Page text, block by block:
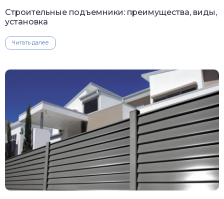
Строительные подъемники: преимущества, виды,
установка
Читать далее